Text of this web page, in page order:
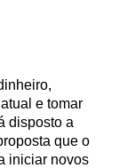
e tomar
disposto a
que o
iniciar novos